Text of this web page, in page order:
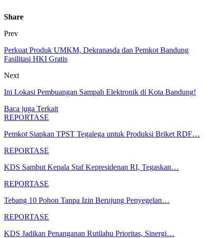
Share
Prev
Perkuat Produk UMKM, Dekranasda dan Pemkot Bandung
Fasilitasi HKI Gratis
Next
Ini Lokasi Pembuangan Sampah Elektronik di Kota Bandung!
Baca juga Terkait
REPORTASE
Pemkot Siapkan TPST Tegalega untuk Produksi Briket RDF…
REPORTASE
KDS Sambut Kepala Staf Kepresidenan RI, Tegaskan…
REPORTASE
Tebang 10 Pohon Tanpa Izin Berujung Penyegelan…
REPORTASE
KDS Jadikan Penanganan Rutilahu Prioritas, Sinergi…